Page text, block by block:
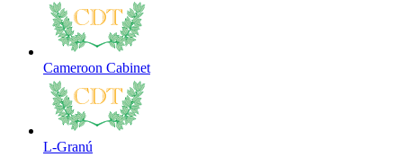
Cameroon Cabinet
L-Granú